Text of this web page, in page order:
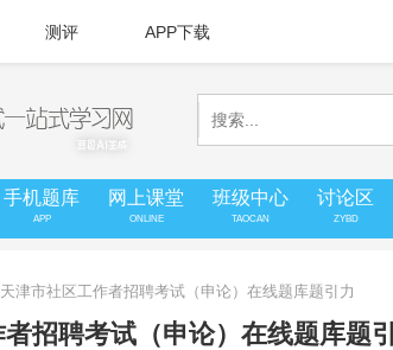
测评 APP下载
手机题库
APP
网上课堂
ONLINE
班级中心
TAOCAN
讨论区
ZYBD
津市社区工作者招聘考试（申论）在线题库题引力
招聘考试（申论）在线题库题